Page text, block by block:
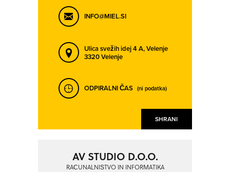
SHRANI
INFO@MIEL.SI
Ulica svežih idej 4 A,Velenje
3320 Velenje
ODPIRALNI ČAS (ni podatka)
AV STUDIO D.O.O.
RAČUNALNIŠTVO IN INFORMATIKA